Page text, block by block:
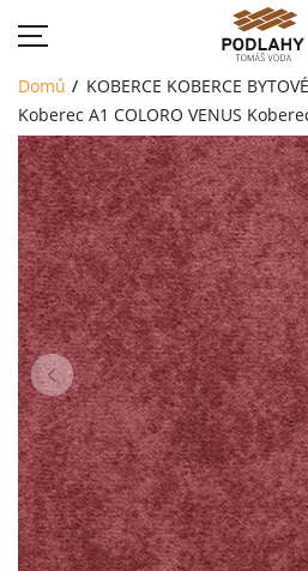
DOMŮ
SORTIMENT
AKCE
CENÍK
REFERENCE
SOUTĚŽ
KONTAKT
Domů KOBERCE KOBERCE BYTOVÉ
Koberec A1 COLORO VENUS